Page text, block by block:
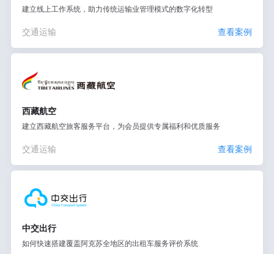
建立线上工作系统，助力传统运输业管理模式的数字化转型
交通运输 查看案例
西藏航空
建立西藏航空旅客服务平台，为会员提供专属福利和优质服务
交通运输 查看案例
中交出行
如何快速搭建覆盖阿克苏全地区的出租车服务评价系统